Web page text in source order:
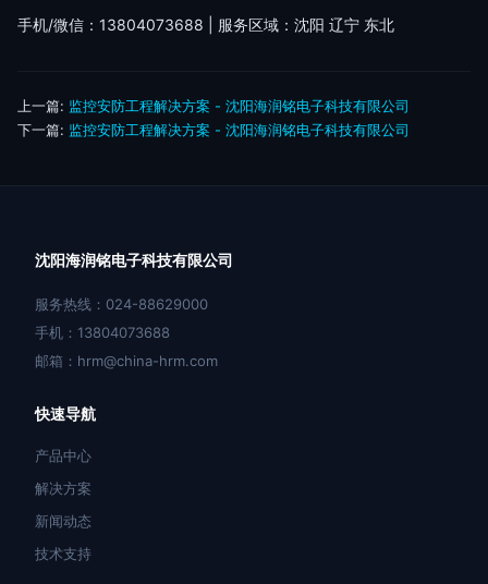
手机/微信：13804073688 | 服务区域：沈阳 辽宁 东北
上一篇: 监控安防工程解决方案 - 沈阳海润铭电子科技有限公司
下一篇: 监控安防工程解决方案 - 沈阳海润铭电子科技有限公司
沈阳海润铭电子科技有限公司
服务热线：024-88629000
手机：13804073688
邮箱：hrm@china-hrm.com
快速导航
产品中心
解决方案
新闻动态
技术支持